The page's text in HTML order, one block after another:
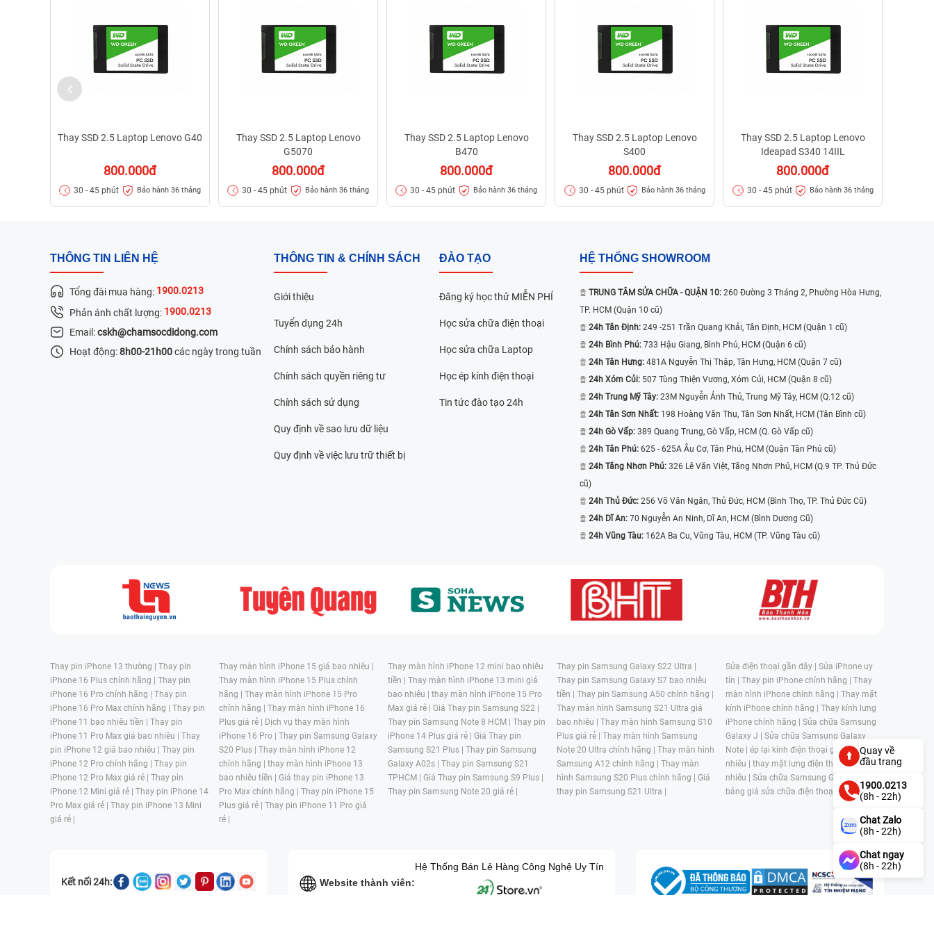
Thay SSD 2.5 Laptop Lenovo G40
800.000đ
30 - 45 phút Bảo hành 36 tháng
Thay SSD 2.5 Laptop Lenovo
G5070
800.000đ
30 - 45 phút Bảo hành 36 tháng
Thay SSD 2.5 Laptop Lenovo
B470
800.000đ
30 - 45 phút Bảo hành 36 tháng
Thay SSD 2.5 Laptop Lenovo
S400
800.000đ
30 - 45 phút Bảo hành 36 tháng
Thay SSD 2.5 Laptop Lenovo
Ideapad S340 14IIL
800.000đ
30 - 45 phút Bảo hành 36 tháng
THÔNG TIN LIÊN HỆ
Tổng đài mua hàng: 1900.0213
Phản ánh chất lượng: 1900.0213
Email:cskh@chamsocdidong.com
Hoạt động:8h00-21h00các ngày trong tuần
THÔNG TIN & CHÍNH SÁCH
Giới thiệu
Tuyển dụng 24h
Chính sách bảo hành
Chính sách quyền riêng tư
Chính sách sử dụng
Quy định về sao lưu dữ liệu
Quy định về việc lưu trữ thiết bị
ĐÀO TẠO
Đăng ký học thử MIỄN PHÍ
Học sửa chữa điện thoại
Học sửa chữa Laptop
Học ép kính điện thoại
Tin tức đào tạo 24h
HỆ THỐNG SHOWROOM
TRUNG TÂM SỬA CHỮA - QUẬN 10: 260 Đường 3 Tháng 2, Phường Hòa Hưng,
TP. HCM (Quận 10 cũ)
24h Tân Định: 249 -251 Trần Quang Khải, Tân Định, HCM (Quận 1 cũ)
24h Bình Phú: 733 Hậu Giang, Bình Phú, HCM (Quận 6 cũ)
24h Tân Hưng: 481A Nguyễn Thị Thập, Tân Hưng, HCM (Quận 7 cũ)
24h Xóm Củi: 507 Tùng Thiện Vương, Xóm Củi, HCM (Quận 8 cũ)
24h Trung Mỹ Tây: 23M Nguyễn Ảnh Thủ, Trung Mỹ Tây, HCM (Q.12 cũ)
24h Tân Sơn Nhất: 198 Hoàng Văn Thụ, Tân Sơn Nhất, HCM (Tân Bình cũ)
24h Gò Vấp: 389 Quang Trung, Gò Vấp, HCM (Q. Gò Vấp cũ)
24h Tân Phú: 625 - 625A Âu Cơ, Tân Phú, HCM (Quận Tân Phú cũ)
24h Tăng Nhơn Phú: 326 Lê Văn Việt, Tăng Nhơn Phú, HCM (Q.9 TP. Thủ Đức
cũ)
24h Thủ Đức: 256 Võ Văn Ngân, Thủ Đức, HCM (Bình Thọ, TP. Thủ Đức Cũ)
24h Dĩ An: 70 Nguyễn An Ninh, Dĩ An, HCM (Bình Dương Cũ)
24h Vũng Tàu: 162A Ba Cu, Vũng Tàu, HCM (TP. Vũng Tàu cũ)
Thay pin iPhone 13 thường | Thay pin
iPhone 16 Plus chính hãng | Thay pin
iPhone 16 Pro chính hãng | Thay pin
iPhone 16 Pro Max chính hãng | Thay pin
iPhone 11 bao nhiêu tiền | Thay pin
iPhone 11 Pro Max giá bao nhiêu | Thay
pin iPhone 12 giá bao nhiêu | Thay pin
iPhone 12 Pro chính hãng | Thay pin
iPhone 12 Pro Max giá rẻ | Thay pin
iPhone 12 Mini giá rẻ | Thay pin iPhone 14
Pro Max giá rẻ | Thay pin iPhone 13 Mini
giá rẻ |
Thay màn hình iPhone 15 giá bao nhiêu |
Thay màn hình iPhone 15 Plus chính
hãng | Thay màn hình iPhone 15 Pro
chính hãng | Thay màn hình iPhone 16
Plus giá rẻ | Dịch vụ thay màn hình
iPhone 16 Pro | Thay pin Samsung Galaxy
S20 Plus | Thay màn hình iPhone 12
chính hãng | thay màn hình iPhone 13
bao nhiêu tiền | Giá thay pin iPhone 13
Pro Max chính hãng | Thay pin iPhone 15
Plus giá rẻ | Thay pin iPhone 11 Pro giá
rẻ |
Thay màn hình iPhone 12 mini bao nhiêu
tiền | Thay màn hình iPhone 13 mini giá
bao nhiêu | thay màn hình iPhone 15 Pro
Max giá rẻ | Giá Thay pin Samsung S22 |
Thay pin Samsung Note 8 HCM | Thay pin
iPhone 14 Plus giá rẻ | Giá Thay pin
Samsung S21 Plus | Thay pin Samsung
Galaxy A02s | Thay pin Samsung S21
TPHCM | Giá Thay pin Samsung S9 Plus |
Thay pin Samsung Note 20 giá rẻ |
Thay pin Samsung Galaxy S22 Ultra |
Thay pin Samsung Galaxy S7 bao nhiêu
tiền | Thay pin Samsung A50 chính hãng |
Thay màn hình Samsung S21 Ultra giá
bao nhiêu | Thay màn hình Samsung S10
Plus giá rẻ | Thay màn hình Samsung
Note 20 Ultra chính hãng | Thay màn hình
Samsung A12 chính hãng | Thay màn
hình Samsung S20 Plus chính hãng | Giá
thay pin Samsung S21 Ultra |
Sửa điện thoại gần đây | Sửa iPhone uy
tín | Thay pin iPhone chính hãng | Thay
màn hình iPhone chính hãng | Thay mặt
kính iPhone chính hãng | Thay kính lưng
iPhone chính hãng | Sửa chữa Samsung
Galaxy J | Sửa chữa Samsung Galaxy
Note | ép lại kính điện thoại giá bao
nhiêu | thay mặt lưng điện thoại giá bao
nhiêu | Sửa chữa Samsung Galaxy S |
bảng giá sửa chữa điện thoại samsung |
Kết nối 24h: Website thành viên:
Hệ Thống Bán Lẻ Hàng Công Nghệ Uy Tín
Quay về
đầu trang
1900.0213
(8h - 22h)
Chat Zalo
(8h - 22h)
Chat ngay
(8h - 22h)